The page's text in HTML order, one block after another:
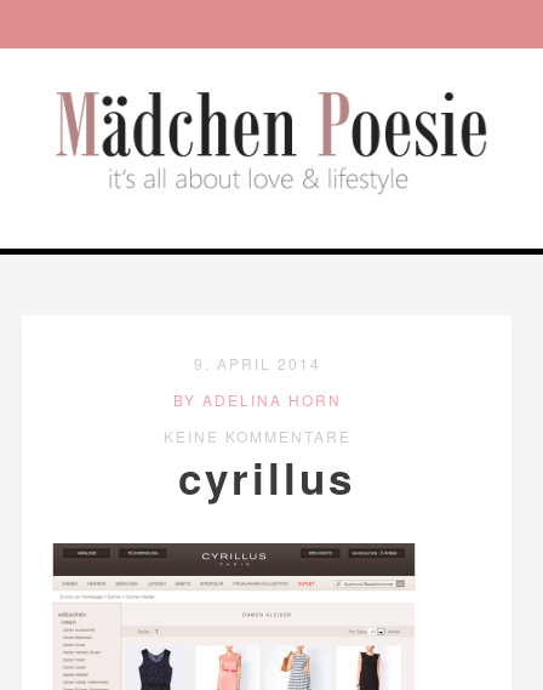
9. APRIL 2014
BY ADELINA HORN
KEINE KOMMENTARE
cyrillus